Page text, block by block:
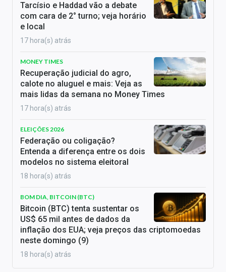
Tarcísio e Haddad vão a debate
com cara de 2° turno; veja horário
e local
17 hora(s) atrás
MONEY TIMES
Recuperação judicial do agro,
calote no aluguel e mais: Veja as
mais lidas da semana no Money Times
17 hora(s) atrás
ELEIÇÕES 2026
Federação ou coligação?
Entenda a diferença entre os dois
modelos no sistema eleitoral
18 hora(s) atrás
BOM DIA, BITCOIN (BTC)
Bitcoin (BTC) tenta sustentar os
US$ 65 mil antes de dados da
inflação dos EUA; veja preços das criptomoedas
neste domingo (9)
18 hora(s) atrás